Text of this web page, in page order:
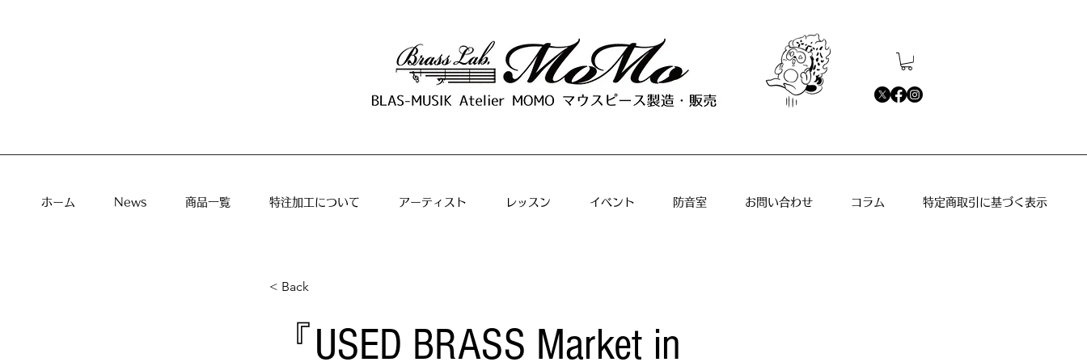
ホーム News 商品一覧 特注加工について アーティスト レッスン イベント 防音室 お問い合わせ コラム 特定商取引に基づく表示
< Back
『USED BRASS Market in